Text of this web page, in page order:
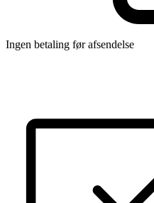
Ingen betaling før afsendelse